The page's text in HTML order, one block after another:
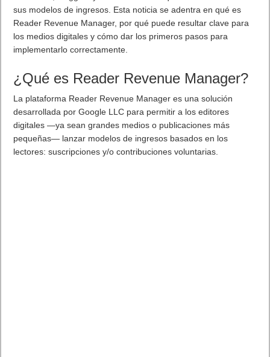
sus modelos de ingresos. Esta noticia se adentra en qué es
Reader Revenue Manager, por qué puede resultar clave para
los medios digitales y cómo dar los primeros pasos para
implementarlo correctamente.
¿Qué es Reader Revenue Manager?
La plataforma Reader Revenue Manager es una solución
desarrollada por Google LLC para permitir a los editores
digitales —ya sean grandes medios o publicaciones más
pequeñas— lanzar modelos de ingresos basados en los
lectores: suscripciones y/o contribuciones voluntarias.